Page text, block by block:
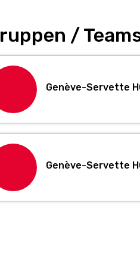
/
Genève-Servette
Genève-Servette